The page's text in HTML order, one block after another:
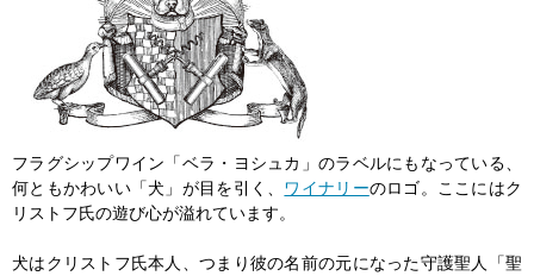
フラグシップワイン「ベラ・ヨシュカ」のラベルにもなっている、
何ともかわいい「犬」が目を引く、 ワイナリーのロゴ。ここにはク
リストフ氏の遊び心が溢れています。
犬はクリストフ氏本人、つまり彼の名前の元になった守護聖人「聖